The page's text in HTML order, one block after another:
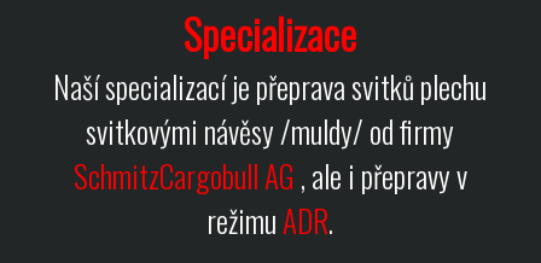
Specializace
Naší specializací je přeprava svitků plechu
svitkovými návěsy /muldy/ od firmy
SchmitzCargobull AG , ale i přepravy v
režimuADR.